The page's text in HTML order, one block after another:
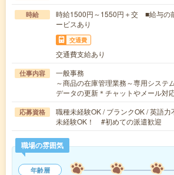
時給
時給1500円～1550円＋交 ■給与の
ービスあり
交通費
交通費支給あり
仕事内容
一般事務
～商品の在庫管理業務～専用システ
データの更新＊チャットやメール対
応募資格
職種未経験OK / ブランクOK / 英語力
未経験OK！ #初めての派遣歓迎
職場の雰囲気
年齢層